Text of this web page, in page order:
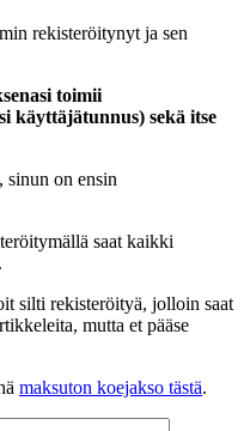
rekisteröitynyt ja sen
toimii
käyttäjätunnus) sekä itse
sinun on ensin
saat kaikki
silti rekisteröityä, jolloin saat
mutta et pääse
maksuton koejakso tästä.